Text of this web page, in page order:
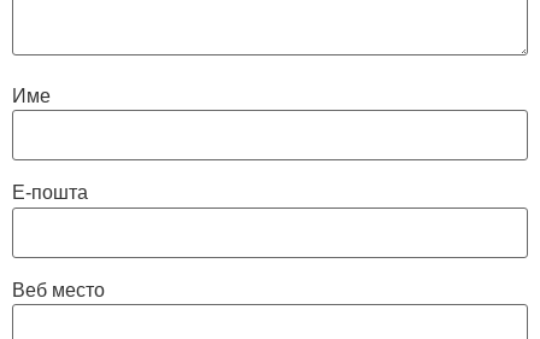
Име
Е-пошта
Веб место